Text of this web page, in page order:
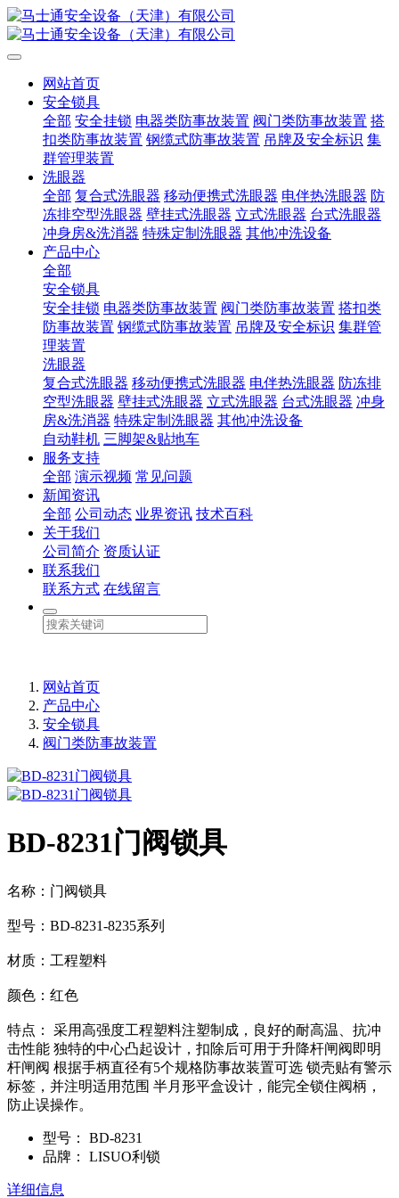
网站首页
安全锁具
全部 安全挂锁 电器类防事故装置 阀门类防事故装置 搭
扣类防事故装置 钢缆式防事故装置 吊牌及安全标识 集
群管理装置
洗眼器
全部 复合式洗眼器 移动便携式洗眼器 电伴热洗眼器 防
冻排空型洗眼器 壁挂式洗眼器 立式洗眼器 台式洗眼器
冲身房&洗消器 特殊定制洗眼器 其他冲洗设备
产品中心
全部
安全锁具
安全挂锁 电器类防事故装置 阀门类防事故装置 搭扣类
防事故装置 钢缆式防事故装置 吊牌及安全标识 集群管
理装置
洗眼器
复合式洗眼器 移动便携式洗眼器 电伴热洗眼器 防冻排
空型洗眼器 壁挂式洗眼器 立式洗眼器 台式洗眼器 冲身
房&洗消器 特殊定制洗眼器 其他冲洗设备
自动鞋机 三脚架&贴地车
服务支持
全部 演示视频 常见问题
新闻资讯
全部 公司动态 业界资讯 技术百科
关于我们
公司简介 资质认证
联系我们
联系方式 在线留言
网站首页
产品中心
安全锁具
阀门类防事故装置
BD-8231门阀锁具
名称：门阀锁具
型号：BD-8231-8235系列
材质：工程塑料
颜色：红色
特点： 采用高强度工程塑料注塑制成，良好的耐高温、抗冲
击性能 独特的中心凸起设计，扣除后可用于升降杆闸阀即明
杆闸阀 根据手柄直径有5个规格防事故装置可选 锁壳贴有警示
标签，并注明适用范围 半月形平盒设计，能完全锁住阀柄，
防止误操作。
型号：
BD-8231
品牌：
LISUO利锁
详细信息